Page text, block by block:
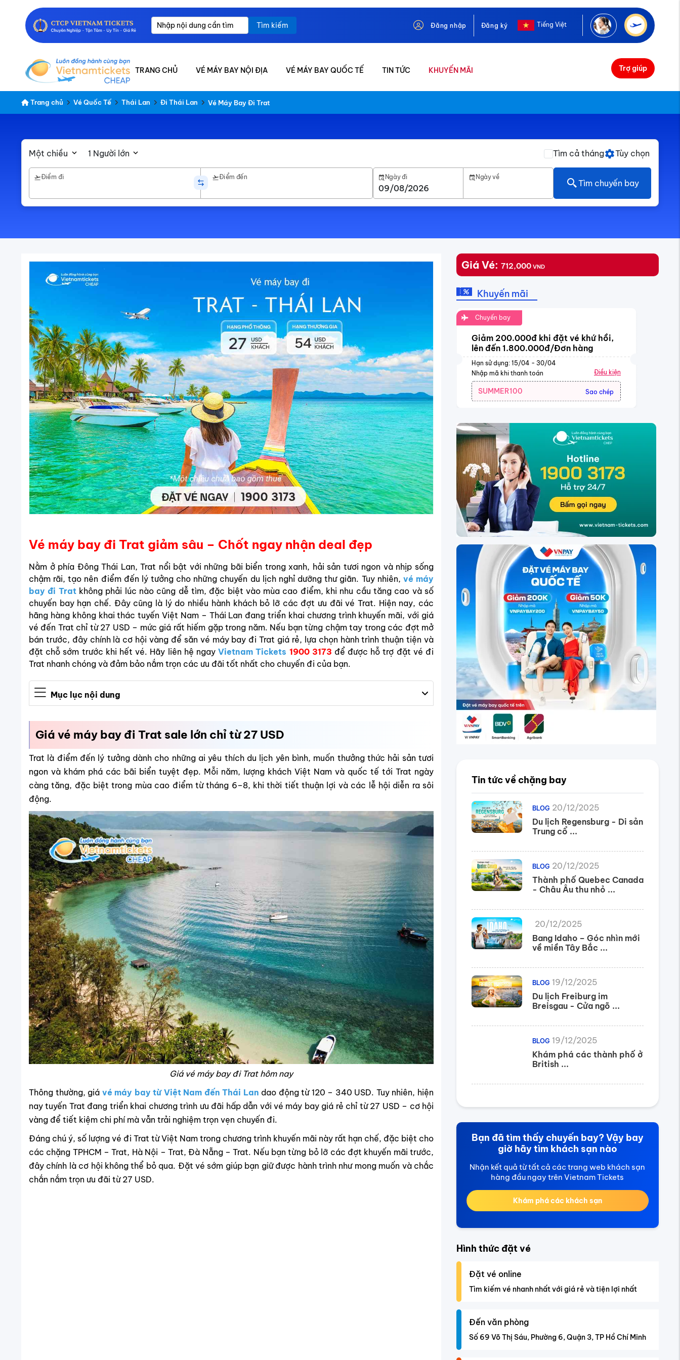
Tìm kiếm Đăng nhập Đăng ký Tiếng Việt
TRANG CHỦ VÉ MÁY BAY NỘI ĐỊA VÉ MÁY BAY QUỐC TẾ TIN TỨC KHUYẾN MÃI Trợ giúp
Trang chủ Vé Quốc Tế Thái Lan Đi Thái Lan Vé Máy Bay Đi Trat
Một chiều 1 Người lớn Tìm cả tháng Tùy chọn
Điểm đi Điểm đến Ngày đi Ngày về
Tìm chuyến bay
Vé máy bay đi Trat giảm sâu – Chốt ngay nhận deal đẹp
Nằm ở phía Đông Thái Lan, Trat nổi bật với những bãi biển trong xanh, hải sản tươi ngon và nhịp sống
chậm rãi, tạo nên điểm đến lý tưởng cho những chuyến du lịch nghỉ dưỡng thư giãn. Tuy nhiên, vé máy
bay đi Tratkhông phải lúc nào cũng dễ tìm, đặc biệt vào mùa cao điểm, khi nhu cầu tăng cao và số
chuyến bay hạn chế. Đây cũng là lý do nhiều hành khách bỏ lỡ các đợt ưu đãi vé Trat. Hiện nay, các
hãng hàng không khai thác tuyến Việt Nam – Thái Lan đang triển khai chương trình khuyến mãi, với giá
vé đến Trat chỉ từ 27 USD – mức giá rất hiếm gặp trong năm. Nếu bạn từng chậm tay trong các đợt mở
bán trước, đây chính là cơ hội vàng để săn vé máy bay đi Trat giá rẻ, lựa chọn hành trình thuận tiện và
đặt chỗ sớm trước khi hết vé. Hãy liên hệ ngayVietnam Tickets 1900 3173 để được hỗ trợ đặt vé đi
Trat nhanh chóng và đảm bảo nắm trọn các ưu đãi tốt nhất cho chuyến đi của bạn.
Mục lục nội dung
Giá vé máy bay đi Trat sale lớn chỉ từ 27 USD
Trat là điểm đến lý tưởng dành cho những ai yêu thích du lịch yên bình, muốn thưởng thức hải sản tươi
ngon và khám phá các bãi biển tuyệt đẹp. Mỗi năm, lượng khách Việt Nam và quốc tế tới Trat ngày
càng tăng, đặc biệt trong mùa cao điểm từ tháng 6–8, khi thời tiết thuận lợi và các lễ hội diễn ra sôi
động.
Giá vé máy bay đi Trat hôm nay
Thông thường, giá vé máy bay từ Việt Nam đến Thái Lan dao động từ 120 – 340 USD. Tuy nhiên, hiện
nay tuyến Trat đang triển khai chương trình ưu đãi hấp dẫn với vé máy bay giá rẻ chỉ từ 27 USD – cơ hội
vàng để tiết kiệm chi phí mà vẫn trải nghiệm trọn vẹn chuyến đi.
Đáng chú ý, số lượng vé đi Trat từ Việt Nam trong chương trình khuyến mãi này rất hạn chế, đặc biệt cho
các chặng TPHCM – Trat, Hà Nội – Trat, Đà Nẵng – Trat. Nếu bạn từng bỏ lỡ các đợt khuyến mãi trước,
đây chính là cơ hội không thể bỏ qua. Đặt vé sớm giúp bạn giữ được hành trình như mong muốn và chắc
chắn nắm trọn ưu đãi từ 27 USD.
Giá Vé: 712,000 VND
Khuyến mãi
Chuyến bay
Giảm 200.000đ khi đặt vé khứ hồi,
lên đến 1.800.000đ/Đơn hàng
Hạn sử dụng: 15/04 - 30/04
Nhập mã khi thanh toán
Điều kiện
SUMMER100 Sao chép
Tin tức về chặng bay
BLOG 20/12/2025
Du lịch Regensburg - Di sản
Trung cổ ...
BLOG 20/12/2025
Thành phố Quebec Canada
- Châu Âu thu nhỏ ...
20/12/2025
Bang Idaho – Góc nhìn mới
về miền Tây Bắc ...
BLOG 19/12/2025
Du lịch Freiburg im
Breisgau - Cửa ngõ ...
BLOG 19/12/2025
Khám phá các thành phố ở
British ...
Bạn đã tìm thấy chuyến bay? Vậy bay
giờ hãy tìm khách sạn nào
Nhận kết quả từ tất cả các trang web khách sạn
hàng đầu ngay trên Vietnam Tickets
Khám phá các khách sạn
Hình thức đặt vé
Đặt vé online
Tìm kiếm vé nhanh nhất với giá rẻ và tiện lợi nhất
Đến văn phòng
Số 69 Võ Thị Sáu, Phường 6, Quận 3, TP Hồ Chí Minh